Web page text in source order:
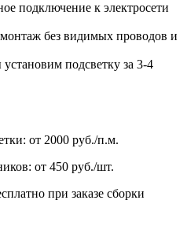
подключение к электросети
без видимых проводов и
подсветку за 3-4
от 2000 руб./п.м.
от 450 руб./шт.
при заказе сборки